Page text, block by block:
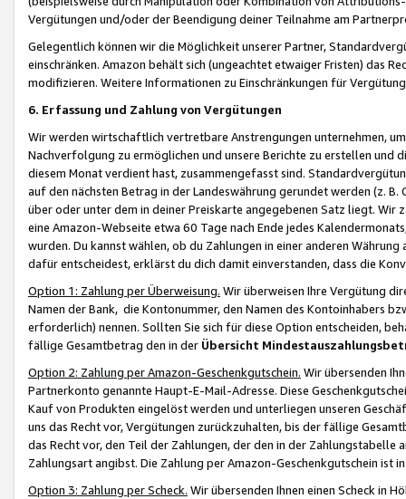
Vergütungen und/oder der Beendigung deiner Teilnahme am
Gelegentlich können wir die Möglichkeit unserer Partner,
einschränken. Amazon behält sich (ungeachtet etwaiger Fristen) das
modifizieren. Weitere Informationen zu Einschränkungen für
6. Erfassung und Zahlung von Vergütungen
Wir werden wirtschaftlich vertretbare Anstrengungen unternehmen,
Nachverfolgung zu ermöglichen und unsere Berichte zu erstellen und
diesem Monat verdient hast, zusammengefasst sind.
auf den nächsten Betrag in der Landeswährung gerundet werden (z.
über oder unter dem in deiner Preiskarte angegebenen Satz liegt.
eine Amazon-Webseite etwa 60 Tage nach Ende jedes
wurden. Du kannst wählen, ob du Zahlungen in einer anderen
dafür entscheidest, erklärst du dich damit einverstanden, dass die
Option 1: Zahlung per Überweisung. Wir überweisen Ihre Vergütung
Namen der Bank, die Kontonummer, den Namen des Kontoinhabers
erforderlich) nennen. Sollten Sie sich für diese Option entscheiden,
fällige Gesamtbetrag den in der Übersicht
Option 2: Zahlung per Amazon-Geschenkgutschein. Wir übersenden
Partnerkonto genannte Haupt-E-Mail-Adresse. Diese
Kauf von Produkten eingelöst werden und unterliegen unseren
uns das Recht vor, Vergütungen zurückzuhalten, bis der fällige
das Recht vor, den Teil der Zahlungen, der den in der
Zahlungsart angibst. Die Zahlung per Amazon-Geschenkgutschein ist
Option 3: Zahlung per Scheck. Wir übersenden Ihnen einen Scheck in